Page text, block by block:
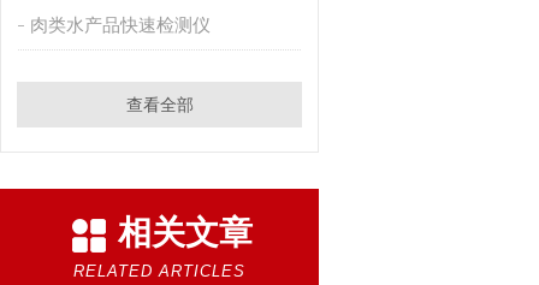
肉类水产品快速检测仪
查看全部
相关文章
RELATED ARTICLES